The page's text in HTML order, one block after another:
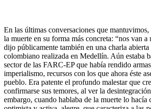
En las últimas conversaciones que
la muerte en su forma más concreta: “nos van a
dijo públicamente también en una charla
colombiano realizada en Medellín. Aún estaba
sector de las FARC-EP que había rendido
imperialismo, recursos con los que ahora éste
pueblo. Era patente el profundo malestar que
confirmarse sus temores, al ver la
embargo, cuando hablaba de la muerte lo hacía